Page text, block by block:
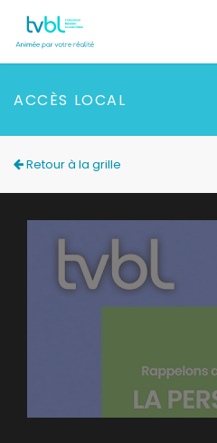
ACCÈS LOCAL
Retour à la grille